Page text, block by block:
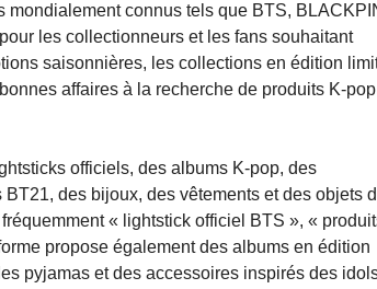
connus tels que BTS,
les collectionneurs et les fans souhaitant
saisonnières, les collections en édition
affaires à la recherche de produits K-pop
officiels, des albums K-pop, des
des bijoux, des vêtements et des objets
« lightstick officiel BTS », «
propose également des albums en édition
pyjamas et des accessoires inspirés des